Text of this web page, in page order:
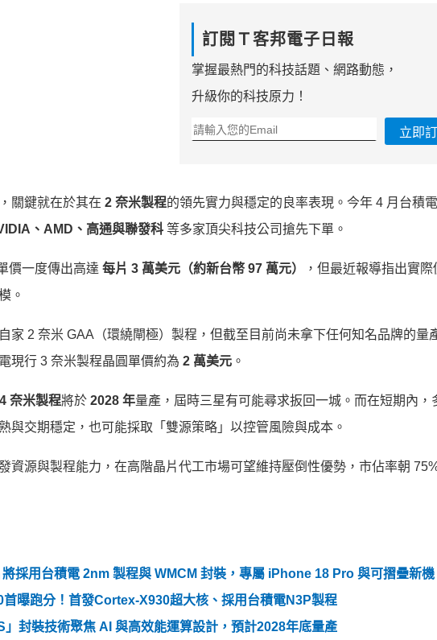
訂閱Ｔ客邦電子日報
掌握最熱門的科技話題、網路動態，
升級你的科技原力！
立即
關鍵就在於其在 2 奈米製程的領先實力與穩定的良率表現。今年 4 月台積
、AMD、高通與聯發科 等多家頂尖科技公司搶先下單。
價一度傳出高達 每片 3 萬美元（約新台幣 97 萬元）
，但最近報導指出實
。
家 2 奈米 GAA（環繞閘極）製程，但截至目前尚未拿下任何知名品牌的量
現行 3 奈米製程晶圓單價約為 2 萬美元 。
奈米製程將於 2028 年量產，屆時三星有可能尋求扳回一城。而在短期內，
與交期穩定，也可能採取「雙源策略」以控管風險與成本。
資源與製程能力，在高階晶片代工市場可望維持壓倒性優勢，市佔率朝
採用台積電 2nm 製程與 WMCM 封裝，專屬 iPhone 18 Pro 與可摺疊新機
首曝跑分！首發Cortex-X930超大核、採用台積電N3P製程
封裝技術聚焦 AI 與高效能運算設計，預計2028年底量產